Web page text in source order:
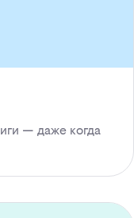
— даже когда